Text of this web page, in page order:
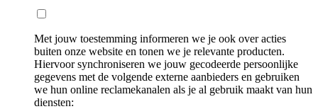
Met jouw toestemming informeren we je ook over acties
buiten onze website en tonen we je relevante producten.
Hiervoor synchroniseren we jouw gecodeerde persoonlijke
gegevens met de volgende externe aanbieders en gebruiken
we hun online reclamekanalen als je al gebruik maakt van hun
diensten: